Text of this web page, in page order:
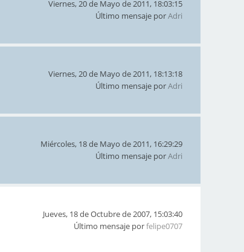
Viernes, 20 de Mayo de 2011, 18:03:15
Último mensaje porAdri
Viernes, 20 de Mayo de 2011, 18:13:18
Último mensaje porAdri
Miércoles, 18 de Mayo de 2011, 16:29:29
Último mensaje porAdri
Jueves, 18 de Octubre de 2007, 15:03:40
Último mensaje porfelipe0707